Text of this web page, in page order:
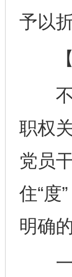
予以
【
不
职权
党员
住“度
明确
一